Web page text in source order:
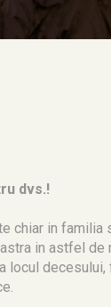
dvs.!
chiar in familia
in astfel
locul